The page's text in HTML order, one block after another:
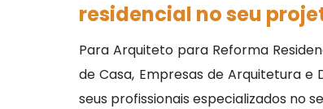
residencial no seu
Para Arquiteto para Reforma
de Casa, Empresas de Arquitetura e
seus profissionais especializados no